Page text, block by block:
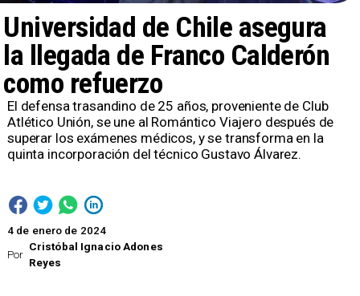
Por
Cristóbal Ignacio Adones
Reyes
Universidad de Chile asegura
la llegada de Franco Calderón
como refuerzo
4 de enero de 2024
​El defensa trasandino de 25 años, proveniente de Club
Atlético Unión, se une al Romántico Viajero después de
superar los exámenes médicos, y se transforma en la
quinta incorporación del técnico Gustavo Álvarez.